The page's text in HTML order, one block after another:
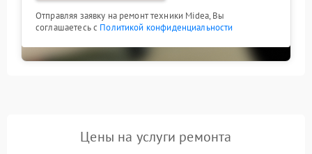
Отправляя заявку на ремонт техники Midea, Вы
соглашаетесь с Политикой конфиденциальности
Цены на услуги ремонта